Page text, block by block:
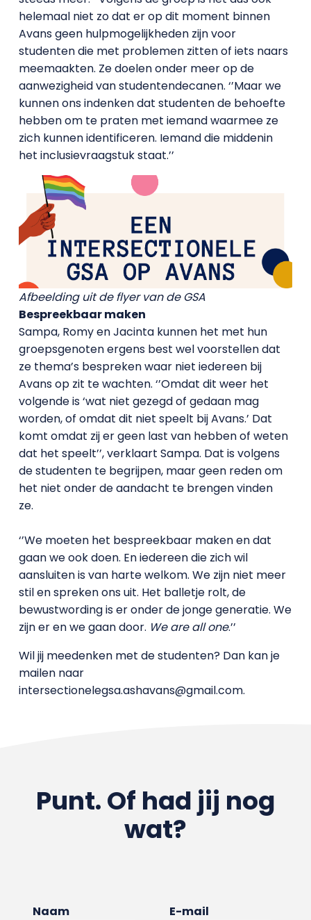
helemaal niet zo dat er op dit moment binnen
Avans geen hulpmogelijkheden zijn voor
studenten die met problemen zitten of iets naars
meemaakten. Ze doelen onder meer op de
aanwezigheid van studentendecanen. ‘’Maar we
kunnen ons indenken dat studenten de behoefte
hebben om te praten met iemand waarmee ze
zich kunnen identificeren. Iemand die middenin
het inclusievraagstuk staat.’’
Afbeelding uit de flyer van de GSA
Bespreekbaar maken
Sampa, Romy en Jacinta kunnen het met hun
groepsgenoten ergens best wel voorstellen dat
ze thema’s bespreken waar niet iedereen bij
Avans op zit te wachten. ‘’Omdat dit weer het
volgende is ‘wat niet gezegd of gedaan mag
worden, of omdat dit niet speelt bij Avans.’ Dat
komt omdat zij er geen last van hebben of weten
dat het speelt’’, verklaart Sampa. Dat is volgens
de studenten te begrijpen, maar geen reden om
het niet onder de aandacht te brengen vinden
ze.
‘’We moeten het bespreekbaar maken en dat
gaan we ook doen. En iedereen die zich wil
aansluiten is van harte welkom. We zijn niet meer
stil en spreken ons uit. Het balletje rolt, de
bewustwording is er onder de jonge generatie. We
zijn er en we gaan door. We are all one.’’
Wil jij meedenken met de studenten? Dan kan je
mailen naar
intersectionelegsa.ashavans@gmail.com.
Punt. Of had jij nog
wat?
Naam E-mail